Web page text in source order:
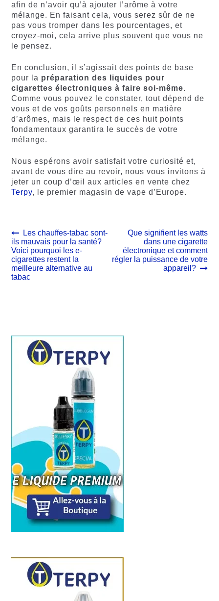
afin de n’avoir qu’à ajouter l’arôme à votre
mélange. En faisant cela, vous serez sûr de ne
pas vous tromper dans les pourcentages, et
croyez-moi, cela arrive plus souvent que vous ne
le pensez.
En conclusion, il s’agissait des points de base
pour la préparation des liquides pour
cigarettes électroniques à faire soi-même.
Comme vous pouvez le constater, tout dépend de
vous et de vos goûts personnels en matière
d’arômes, mais le respect de ces huit points
fondamentaux garantira le succès de votre
mélange.
Nous espérons avoir satisfait votre curiosité et,
avant de vous dire au revoir, nous vous invitons à
jeter un coup d’œil aux articles en vente chez
Terpy, le premier magasin de vape d’Europe.
Navigation
de
l’article
Article
précédent :
Les chauffes-tabac sont-
ils mauvais pour la santé?
Voici pourquoi les e-
cigarettes restent la
meilleure alternative au
tabac
Article
suivant :
Que signifient les watts
dans une cigarette
électronique et comment
régler la puissance de votre
appareil?